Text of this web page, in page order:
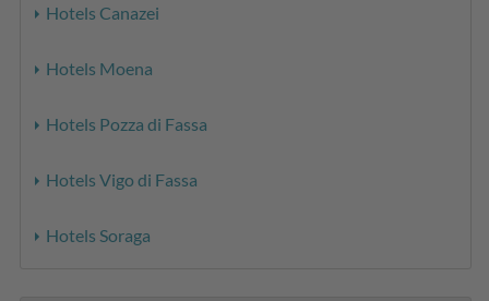
Hotels Canazei
Hotels Moena
Hotels Pozza di Fassa
Hotels Vigo di Fassa
Hotels Soraga